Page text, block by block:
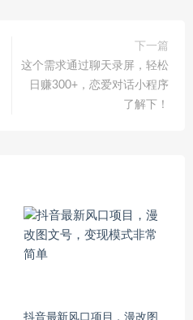
下一篇
这个需求通过聊天录屏，轻松
日赚300+，恋爱对话小程序
了解下！